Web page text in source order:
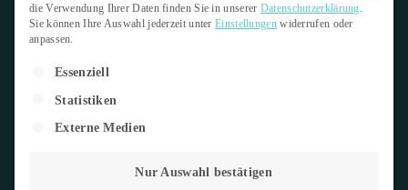
Letzte Aktualisierung:
die Verwendung Ihrer Daten finden Sie in unserer Datenschutzerklärung.
Sie können Ihre Auswahl jederzeit unterEinstellungenwiderrufen oder
anpassen.
Es folgt eine Liste der Service-Gruppen, für die eine Einwilligung
Essenziell
Statistiken
Externe Medien
Nur Auswahl bestätigen